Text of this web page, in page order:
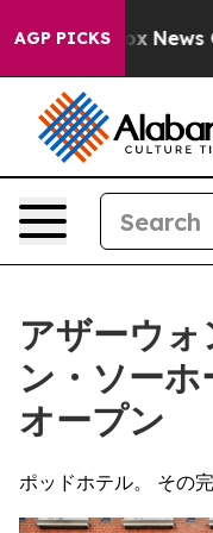
AGP PICKS
Fox News Goes
アザーウ
ン・ソー
オープン
ポッドホテル。 その完